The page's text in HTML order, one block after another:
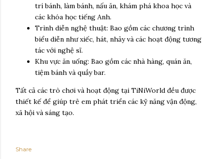
trí bánh, làm bánh, nấu ăn, khám phá khoa học và
các khóa học tiếng Anh.
Trình diễn nghệ thuật: Bao gồm các chương trình
biểu diễn như xiếc, hát, nhảy và các hoạt động tương
tác với nghệ sĩ.
Khu vực ăn uống: Bao gồm các nhà hàng, quán ăn,
tiệm bánh và quầy bar.
Tất cả các trò chơi và hoạt động tại TiNiWorld đều được
thiết kế để giúp trẻ em phát triển các kỹ năng vận động,
xã hội và sáng tạo.
Share